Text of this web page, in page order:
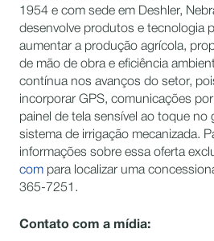
1954 e com sede em Deshler,
desenvolve produtos e tecnologia
aumentar a produção agrícola,
de mão de obra e eficiência
contínua nos avanços do setor,
incorporar GPS, comunicações
painel de tela sensível ao toque no
sistema de irrigação mecanizada.
informações sobre essa oferta
com para localizar uma
365-7251.
Contato com a mídia: